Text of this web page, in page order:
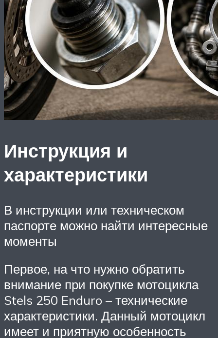
Инструкция и
характеристики
В инструкции или техническом
паспорте можно найти интересные
моменты
Первое, на что нужно обратить
внимание при покупке мотоцикла
Stels 250 Enduro – технические
характеристики. Данный мотоцикл
имеет и приятную особенность